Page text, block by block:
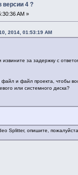
версии 4 ?
AM »
2014, 01:53:19 AM
за задержку с
и файл проекта, чтобы
или системного диска?
Splitter, опишите,